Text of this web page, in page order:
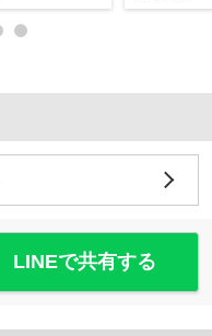
LINEで共有する